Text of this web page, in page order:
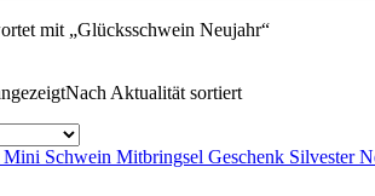
mit „Glücksschwein Neujahr“
Nach Aktualität sortiert